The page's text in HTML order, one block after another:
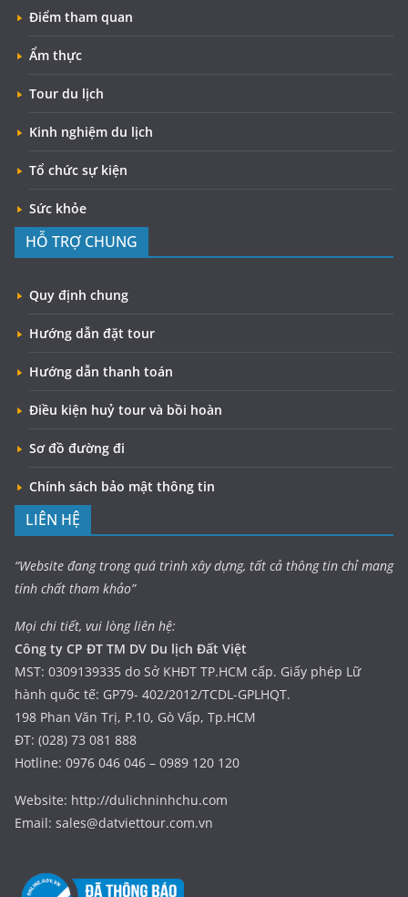
Điểm tham quan
Ẩm thực
Tour du lịch
Kinh nghiệm du lịch
Tổ chức sự kiện
Sức khỏe
HỖ TRỢ CHUNG
Quy định chung
Hướng dẫn đặt tour
Hướng dẫn thanh toán
Điều kiện huỷ tour và bồi hoàn
Sơ đồ đường đi
Chính sách bảo mật thông tin
LIÊN HỆ
“Website đang trong quá trình xây dựng, tất cả thông tin chỉ mang
tính chất tham khảo”
Mọi chi tiết, vui lòng liên hệ:
Công ty CP ĐT TM DV Du lịch Đất Việt
MST: 0309139335 do Sở KHĐT TP.HCM cấp. Giấy phép Lữ
hành quốc tế: GP79- 402/2012/TCDL-GPLHQT.
198 Phan Văn Trị, P.10, Gò Vấp, Tp.HCM
ĐT: (028) 73 081 888
Hotline: 0976 046 046 – 0989 120 120
Website: http://dulichninhchu.com
Email: sales@datviettour.com.vn